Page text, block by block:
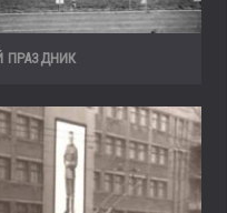
ПРАЗДНИК